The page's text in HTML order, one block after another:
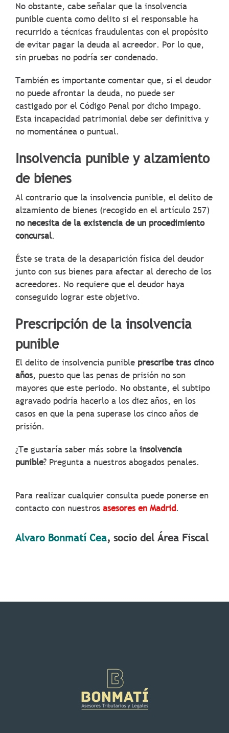
No obstante, cabe señalar que la insolvencia
punible cuenta como delito si el responsable ha
recurrido a técnicas fraudulentas con el propósito
de evitar pagar la deuda al acreedor. Por lo que,
sin pruebas no podría ser condenado.
También es importante comentar que, si el deudor
no puede afrontar la deuda, no puede ser
castigado por el Código Penal por dicho impago.
Esta incapacidad patrimonial debe ser definitiva y
no momentánea o puntual.
Insolvencia punible y alzamiento
de bienes
Al contrario que la insolvencia punible, el delito de
alzamiento de bienes (recogido en el artículo 257)
no necesita de la existencia de un procedimiento
concursal.
Éste se trata de la desaparición física del deudor
junto con sus bienes para afectar al derecho de los
acreedores. No requiere que el deudor haya
conseguido lograr este objetivo.
Prescripción de la insolvencia
punible
El delito de insolvencia punible prescribe tras cinco
años, puesto que las penas de prisión no son
mayores que este periodo. No obstante, el subtipo
agravado podría hacerlo a los diez años, en los
casos en que la pena superase los cinco años de
prisión.
¿Te gustaría saber más sobre la insolvencia
punible? Pregunta a nuestros abogados penales.
Para realizar cualquier consulta puede ponerse en
contacto con nuestros asesores en Madrid.
Alvaro Bonmatí Cea, socio del Área Fiscal